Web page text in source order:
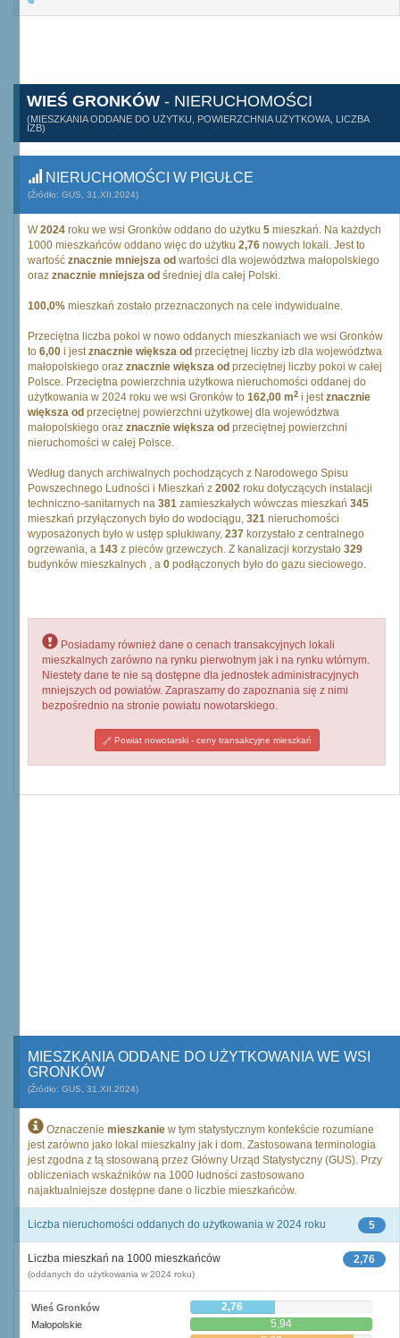
WIEŚ GRONKÓW - NIERUCHOMOŚCI
(MIESZKANIA ODDANE DO UŻYTKU, POWIERZCHNIA UŻYTKOWA, LICZBA
IZB)
NIERUCHOMOŚCI W PIGUŁCE
(Źródło: GUS, 31.XII.2024)
W2024 roku we wsi Gronków oddano do użytku 5 mieszkań. Na każdych
1000 mieszkańców oddano więc do użytku 2,76 nowych lokali. Jest to
wartość znacznie mniejsza od wartości dla województwa małopolskiego
oraz znacznie mniejsza od średniej dla całej Polski.
100,0% mieszkań zostało przeznaczonych na cele indywidualne.
Przeciętna liczba pokoi w nowo oddanych mieszkaniach we wsi Gronków
to 6,00 i jestznacznie większa od przeciętnej liczby izb dla województwa
małopolskiego oraz znacznie większa od przeciętnej liczby pokoi w całej
Polsce. Przeciętna powierzchnia użytkowa nieruchomości oddanej do
użytkowania w 2024 roku we wsi Gronków to 162,00 m2 i jestznacznie
większa od przeciętnej powierzchni użytkowej dla województwa
małopolskiego oraz znacznie większa od przeciętnej powierzchni
nieruchomości w całej Polsce.
Według danych archiwalnych pochodzących z Narodowego Spisu
Powszechnego Ludności i Mieszkań z 2002 roku dotyczących instalacji
techniczno-sanitarnych na 381 zamieszkałych wówczas mieszkań 345
mieszkań przyłączonych było do wodociągu, 321 nieruchomości
wyposażonych było w ustęp spłukiwany, 237 korzystało z centralnego
ogrzewania, a 143 z pieców grzewczych. Z kanalizacji korzystało 329
budynków mieszkalnych , a 0 podłączonych było do gazu sieciowego.
Posiadamy również dane o cenach transakcyjnych lokali
mieszkalnych zarówno na rynku pierwotnym jak i na rynku wtórnym.
Niestety dane te nie są dostępne dla jednostek administracyjnych
mniejszych od powiatów. Zapraszamy do zapoznania się z nimi
bezpośrednio na stronie powiatu nowotarskiego.
Powiat nowotarski - ceny transakcyjne mieszkań
MIESZKANIA ODDANE DO UŻYTKOWANIA WE WSI
GRONKÓW
(Źródło: GUS, 31.XII.2024)
Oznaczenie mieszkanie w tym statystycznym kontekście rozumiane
jest zarówno jako lokal mieszkalny jak i dom. Zastosowana terminologia
jest zgodna z tą stosowaną przez Główny Urząd Statystyczny (GUS). Przy
obliczeniach wskaźników na 1000 ludności zastosowano
najaktualniejsze dostępne dane o liczbie mieszkańców.
5
Liczba nieruchomości oddanych do użytkowania w 2024 roku
2,76
Liczba mieszkań na 1000 mieszkańców
(oddanych do użytkowania w 2024 roku)
Wieś Gronków 2,76
Małopolskie 5,94